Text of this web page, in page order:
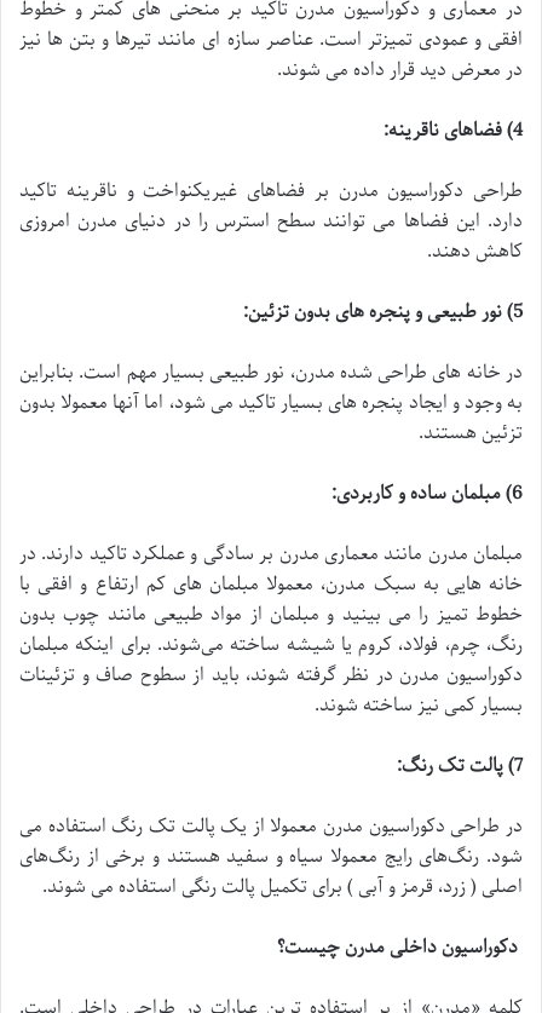
در معماری و دکوراسیون مدرن تاکید بر منحنی های کمتر و خطوط
افقی و عمودی تمیزتر است. عناصر سازه ای مانند تیرها و بتن ها نیز
در معرض دید قرار داده می شوند.
4) فضاهای ناقرینه:
طراحی دکوراسیون مدرن بر فضاهای غیریکنواخت و ناقرینه تاکید
دارد. این فضاها می توانند سطح استرس را در دنیای مدرن امروزی
کاهش دهند.
5) نور طبیعی و پنجره های بدون تزئین:
در خانه های طراحی شده مدرن، نور طبیعی بسیار مهم است. بنابراین
به وجود و ایجاد پنجره های بسیار تاکید می شود، اما آنها معمولا بدون
تزئین هستند.
6) مبلمان ساده و کاربردی:
مبلمان مدرن مانند معماری مدرن بر سادگی و عملکرد تاکید دارند. در
خانه هایی به سبک مدرن، معمولا مبلمان های کم ارتفاع و افقی با
خطوط تمیز را می بینید و مبلمان از مواد طبیعی مانند چوب بدون
رنگ، چرم، فولاد، کروم یا شیشه ساخته می‌شوند. برای اینکه مبلمان
دکوراسیون مدرن در نظر گرفته شوند، باید از سطوح صاف و تزئینات
بسیار کمی نیز ساخته شوند.
7) پالت تک رنگ:
در طراحی دکوراسیون مدرن معمولا از یک پالت تک رنگ استفاده می
شود. رنگ‌های رایج معمولا سیاه و سفید هستند و برخی از رنگ‌های
اصلی ( زرد، قرمز و آبی ) برای تکمیل پالت رنگی استفاده می شوند.
دکوراسیون داخلی مدرن چیست؟